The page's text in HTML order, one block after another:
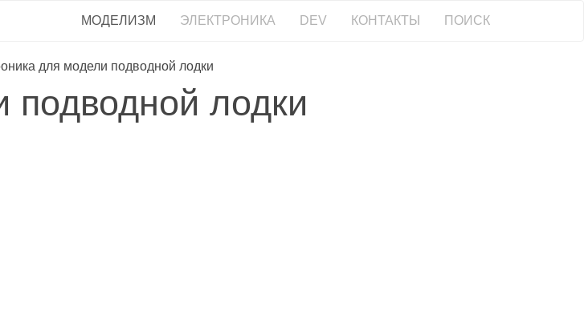
МОДЕЛИЗМ ЭЛЕКТРОНИКА DEV КОНТАКТЫ ПОИСК
для модели подводной лодки
подводной лодки